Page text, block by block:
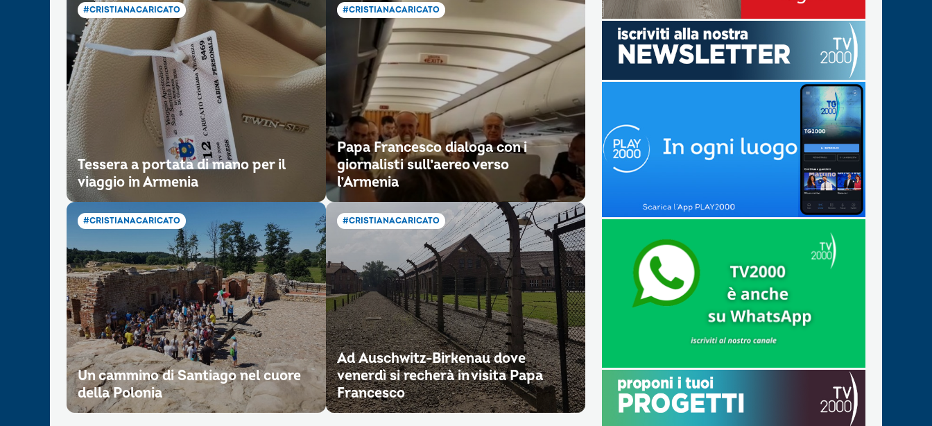
#CRISTIANACARICATO
Tessera a portata di mano per il
viaggio in Armenia
#CRISTIANACARICATO
Papa Francesco dialoga con i
giornalisti sull’aereo verso
l’Armenia
#CRISTIANACARICATO
Un cammino di Santiago nel cuore
della Polonia
#CRISTIANACARICATO
Ad Auschwitz-Birkenau dove
venerdì si recherà in visita Papa
Francesco